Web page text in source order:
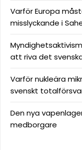
Varför Europa
misslyckande i
att riva det
Varför nukleära
svenskt
Den nya
medborgare